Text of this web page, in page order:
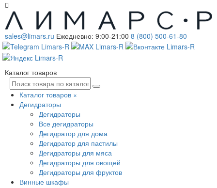
sales@limars.ru Ежедневно: 9:00-21:00 8 (800) 500-61-80
Каталог товаров
Каталог товаров ×
Дегидраторы
Дегидраторы
Все дегидраторы
Дегидратор для дома
Дегидратор для пастилы
Дегидраторы для мяса
Дегидраторы для овощей
Дегидраторы для фруктов
Винные шкафы